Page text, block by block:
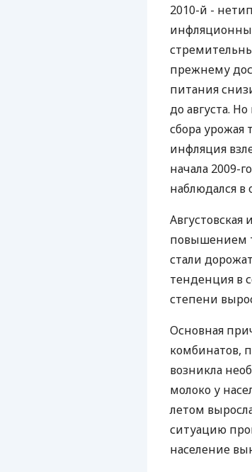
2010-й -
прежнему
питания
до августа.
сбора урожая
инфляция
начала 2009-
наблюдался в
повышением
стали
тенденция в
степени
Основная
комбинатов,
возникла
молоко у
летом
ситуацию
население